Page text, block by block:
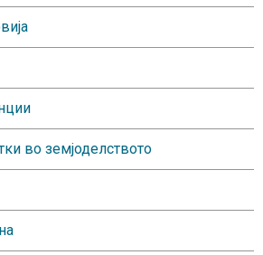
во земјоделството